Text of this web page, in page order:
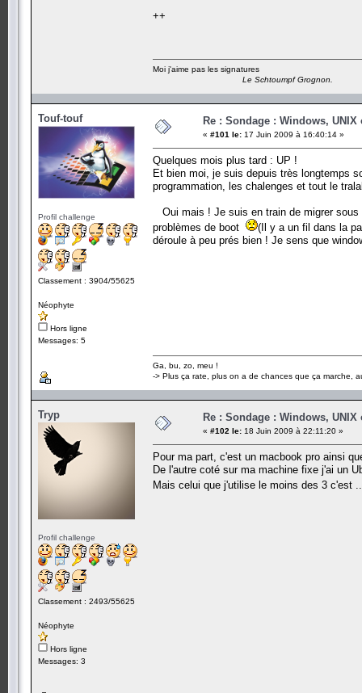
++
Moi j'aime pas les signatures
Le Schtoumpf Grognon.
Touf-touf
Profil challenge
Classement : 3904/55625
Néophyte
Hors ligne
Messages: 5
Re : Sondage : Windows, UNIX
« #101 le: 17 Juin 2009 à 16:40:14 »
Quelques mois plus tard : UP !
Et bien moi, je suis depuis très longtemps
programmation, les chalenges et tout le
Oui mais ! Je suis en train de migrer
problèmes de boot
(Il y a un fil dans la
déroule à peu prés bien ! Je sens que
Ga, bu, zo, meu !
-> Plus ça rate, plus on a de chances que ça marche,
Tryp
Profil challenge
Classement : 2493/55625
Néophyte
Hors ligne
Messages: 3
Re : Sondage : Windows, UNIX
« #102 le: 18 Juin 2009 à 22:11:20 »
Pour ma part, c'est un macbook pro ainsi
De l'autre coté sur ma machine fixe j'ai un
Mais celui que j'utilise le moins des 3